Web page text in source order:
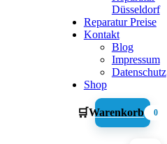
Düsseldorf
Reparatur Preise
Kontakt
Blog
Impressum
Datenschutz
Shop
🛒Warenkorb 0